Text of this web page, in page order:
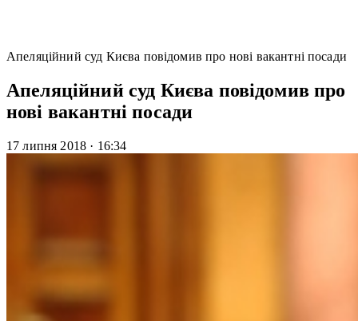
Апеляційний суд Києва повідомив про нові вакантні посади
Апеляційний суд Києва повідомив про
нові вакантні посади
17 липня 2018 · 16:34